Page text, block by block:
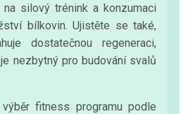
silový trénink a konzumaci
bílkovin. Ujistěte se také,
dostatečnou regeneraci,
nezbytný pro budování svalů
fitness programu podle